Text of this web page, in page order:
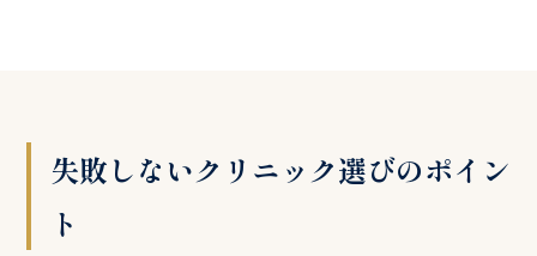
失敗しないクリニック選びのポイン
ト